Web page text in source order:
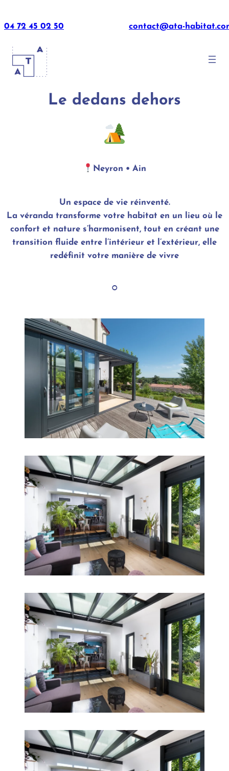
au
04 72 45 02 50 contact@ata-
Le dedans dehors
Neyron • Ain
Un espace de vie réinventé.
La véranda transforme votre habitat en un lieu où le
confort et nature s’harmonisent, tout en créant une
transition fluide entre l’intérieur et l’extérieur, elle
redéfinit votre manière de vivre
◦